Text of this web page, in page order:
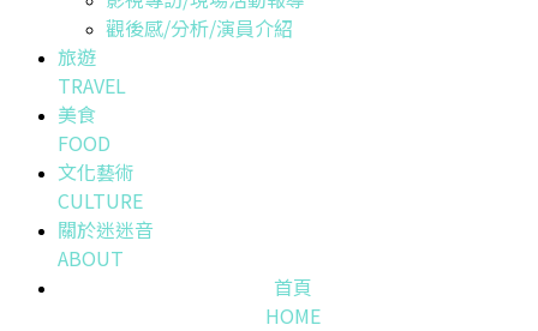
觀後感/分析/演員介紹
旅遊
TRAVEL
美食
FOOD
文化藝術
CULTURE
關於迷迷音
ABOUT
首頁
HOME